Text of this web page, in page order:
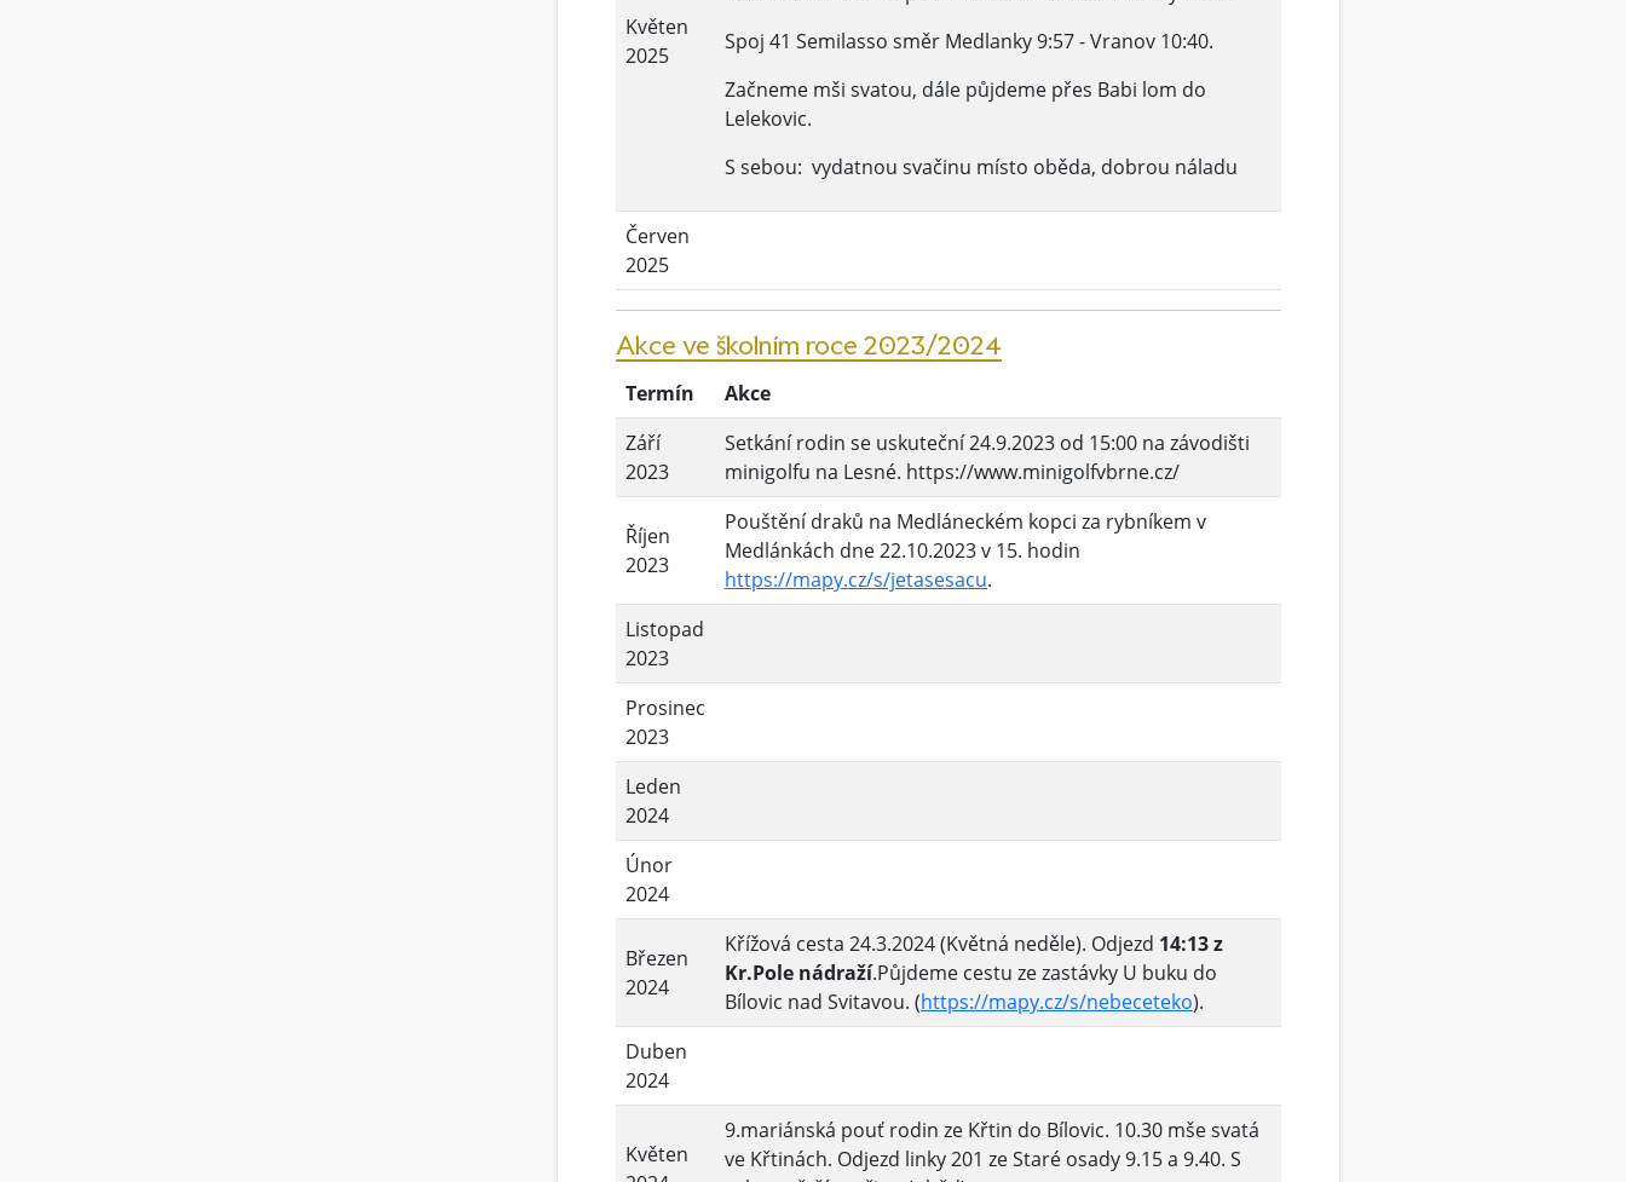
Květen
2025
Spoj 41 Semilasso směr Medlanky 9:57 - Vranov 10:40.
Začneme mši svatou, dále půjdeme přes Babi lom do
Lelekovic.
S sebou: vydatnou svačinu místo oběda, dobrou náladu
Červen
2025
Akce ve školním roce 2023/2024
Termín
Akce
Září
2023
Setkání rodin se uskuteční 24.9.2023 od 15:00 na závodišti
minigolfu na Lesné. https://www.minigolfvbrne.cz/
Říjen
2023
Pouštění draků na Medláneckém kopci za rybníkem v
Medlánkách dne 22.10.2023 v 15. hodin
https://mapy.cz/s/jetasesacu.
Listopad
2023
Prosinec
2023
Leden
2024
Únor
2024
Březen
2024
Křížová cesta 24.3.2024 (Květná neděle). Odjezd 14:13 z
Kr.Pole nádraží.Půjdeme cestu ze zastávky U buku do
Bílovic nad Svitavou. (https://mapy.cz/s/nebeceteko).
Duben
2024
Květen
9.mariánská pouť rodin ze Křtin do Bílovic. 10.30 mše svatá
ve Křtinách. Odjezd linky 201 ze Staré osady 9.15 a 9.40. S